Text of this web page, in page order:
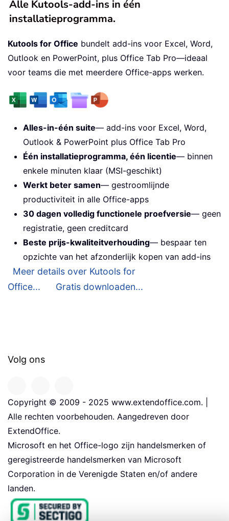
Alle Kutools-add-ins in één
installatieprogramma.
Kutools for Office bundelt add-ins voor Excel, Word,
Outlook en PowerPoint, plus Office Tab Pro—ideaal
voor teams die met meerdere Office-apps werken.
Alles-in-één suite— add-ins voor Excel, Word,
Outlook & PowerPoint plus Office Tab Pro
Één installatieprogramma, één licentie— binnen
enkele minuten klaar (MSI-geschikt)
Werkt beter samen— gestroomlijnde
productiviteit in alle Office-apps
30 dagen volledig functionele proefversie— geen
registratie, geen creditcard
Beste prijs-kwaliteitverhouding— bespaar ten
opzichte van het afzonderlijk kopen van add-ins
Meer details over Kutools for
Office...
Gratis downloaden...
Volg ons
Copyright © 2009 - 2025 www.extendoffice.com. |
Alle rechten voorbehouden. Aangedreven door
ExtendOffice.
Microsoft en het Office-logo zijn handelsmerken of
geregistreerde handelsmerken van Microsoft
Corporation in de Verenigde Staten en/of andere
landen.